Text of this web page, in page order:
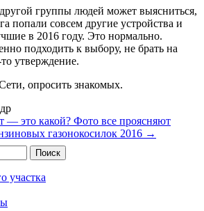
группы людей может выясниться,
попали совсем другие устройства и
в 2016 году. Это нормально.
подходить к выбору, не брать на
утверждение.
опросить знакомых.
— это какой? Фото все проясняют
газонокосилок 2016 →
Поиск
участка